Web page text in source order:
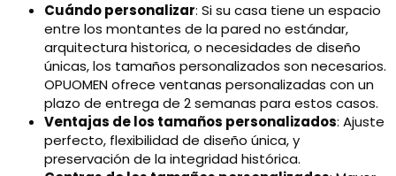
Cuándo personalizar: Si su casa tiene un espacio
entre los montantes de la pared no estándar,
arquitectura historica, o necesidades de diseño
únicas, los tamaños personalizados son necesarios.
OPUOMEN ofrece ventanas personalizadas con un
plazo de entrega de 2 semanas para estos casos.
Ventajas de los tamaños personalizados: Ajuste
perfecto, flexibilidad de diseño única, y
preservación de la integridad histórica.